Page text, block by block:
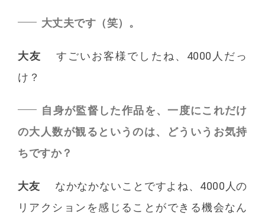
大丈夫です（笑）。
大友
すごいお客様でしたね、4000人だっ
け？
自身が監督した作品を、一度にこれだけ
の大人数が観るというのは、どういうお気持
ちですか？
大友
なかなかないことですよね、4000人の
リアクションを感じることができる機会なん